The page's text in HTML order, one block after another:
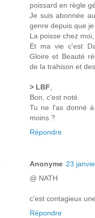
poissard en règle
Je suis abonnée
genre depuis que
La poisse chez
Et ma vie c'est
Gloire et Beauté
de la trahison et
> LBF,
Bon, c'est noté.
Tu ne l'as donné
moins ?
Répondre
Anonyme 23
@ NATH
c'est contagieux
Répondre